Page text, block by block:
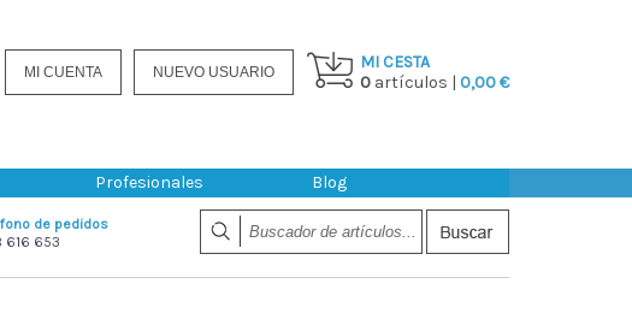
MI CUENTA NUEVO USUARIO
MI CESTA
0 artículos | 0,00 €
Profesionales Blog
de pedidos
616 653